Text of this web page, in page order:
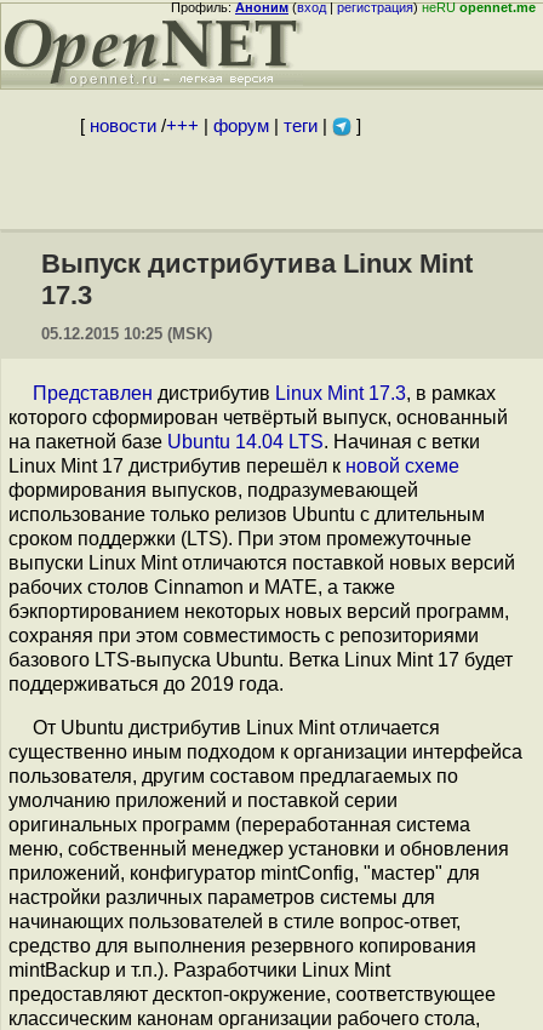
Профиль:Аноним(вход|регистрация)неRUopennet.me
[ новости/+++ форум| теги| ]
Выпуск дистрибутива Linux Mint
17.3
05.12.2015 10:25 (MSK)
Представлен дистрибутив Linux Mint 17.3, в рамках
которого сформирован четвёртый выпуск, основанный
на пакетной базе Ubuntu 14.04 LTS. Начиная с ветки
Linux Mint 17 дистрибутив перешёл к новой схемe
формирования выпусков, подразумевающей
использование только релизов Ubuntu с длительным
сроком поддержки (LTS). При этом промежуточные
выпуски Linux Mint отличаются поставкой новых версий
рабочих столов Cinnamon и MATE, а также
бэкпортированием некоторых новых версий программ,
сохраняя при этом совместимость с репозиториями
базового LTS-выпуска Ubuntu. Ветка Linux Mint 17 будет
поддерживаться до 2019 года.
От Ubuntu дистрибутив Linux Mint отличается
существенно иным подходом к организации интерфейса
пользователя, другим составом предлагаемых по
умолчанию приложений и поставкой серии
оригинальных программ (переработанная система
меню, собственный менеджер установки и обновления
приложений, конфигуратор mintConfig, "мастер" для
настройки различных параметров системы для
начинающих пользователей в стиле вопрос-ответ,
средство для выполнения резервного копирования
mintBackup и т.п.). Разработчики Linux Mint
предоставляют десктоп-окружение, соответствующее
классическим канонам организации рабочего стола,